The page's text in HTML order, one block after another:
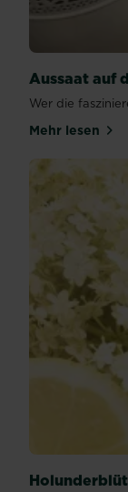
Aussaat auf
Wer die
Mehr lesen
über